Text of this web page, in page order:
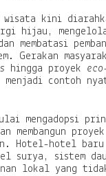
wisata kini
hijau,
membatasi
Gerakan
hingga proyek
menjadi contoh
mengadopsi
membangun
Hotel-hotel
surya, sistem
lokal yang